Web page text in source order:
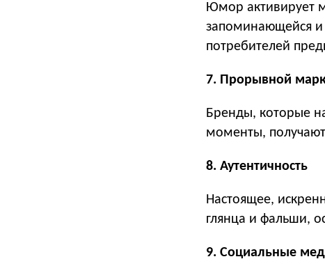
Юмор активирует
запоминающейся
потребителей
7. Прорывной
Бренды, которые
моменты,
8. Аутентичность
Настоящее,
глянца и фальши,
9. Социальные